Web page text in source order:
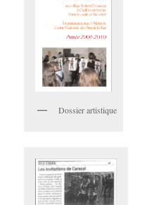
Dossier artistique